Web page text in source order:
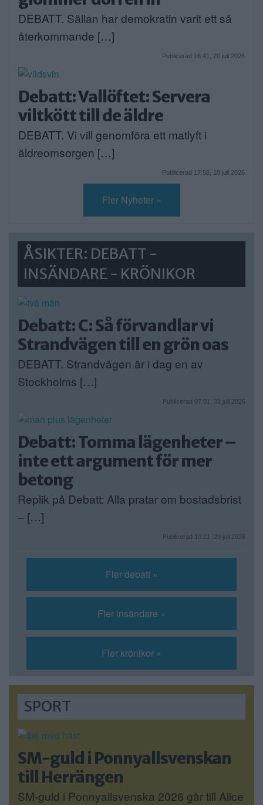
DEBATT. Sällan har demokratin varit ett så
återkommande […]
Publicerad 16:41, 20 juli 2026
Debatt: Vallöftet: Servera
viltkött till de äldre
DEBATT. Vi vill genomföra ett matlyft i
äldreomsorgen […]
Publicerad 17:58, 18 juli 2026
Fler Nyheter »
ÅSIKTER: DEBATT -
INSÄNDARE - KRÖNIKOR
Debatt: C: Så förvandlar vi
Strandvägen till en grön oas
DEBATT. Strandvägen är i dag en av
Stockholms […]
Publicerad 07:01, 31 juli 2026
Debatt: Tomma lägenheter –
inte ett argument för mer
betong
Replik på Debatt: Alla pratar om bostadsbrist
– […]
Publicerad 10:21, 29 juli 2026
Fler debatt »
Fler insändare »
Fler krönikor »
SPORT
SM-guld i Ponnyallsvenskan
till Herrängen
SM-guld i Ponnyallsvenska 2026 går till Alice